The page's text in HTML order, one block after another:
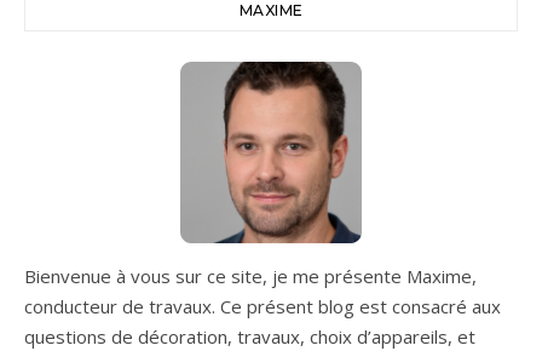
MAXIME
Bienvenue à vous sur ce site, je me présente Maxime,
conducteur de travaux. Ce présent blog est consacré aux
questions de décoration, travaux, choix d’appareils, et